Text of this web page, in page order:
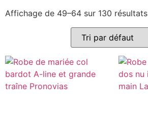
Affichage de 49–64 sur 130 résultats